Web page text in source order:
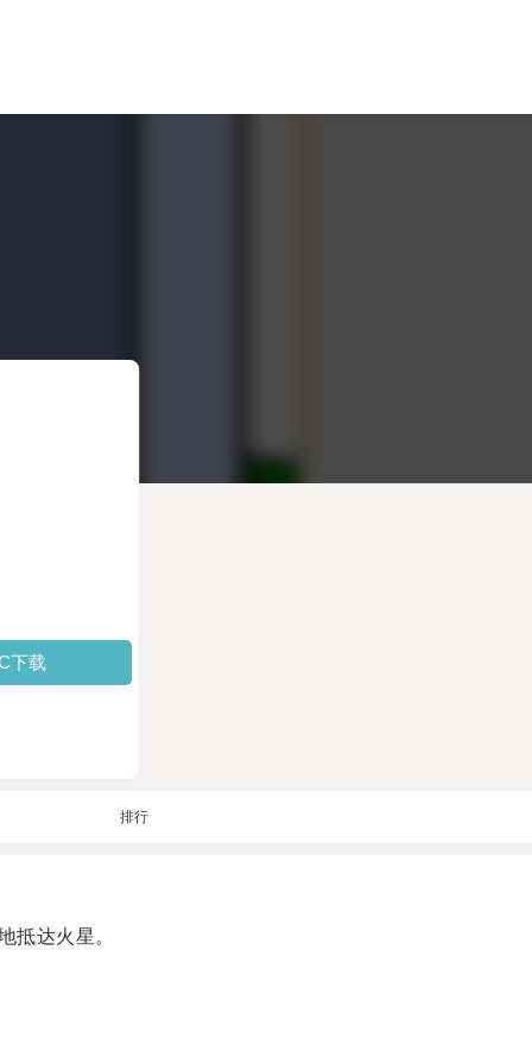
下载
排行
达火星。